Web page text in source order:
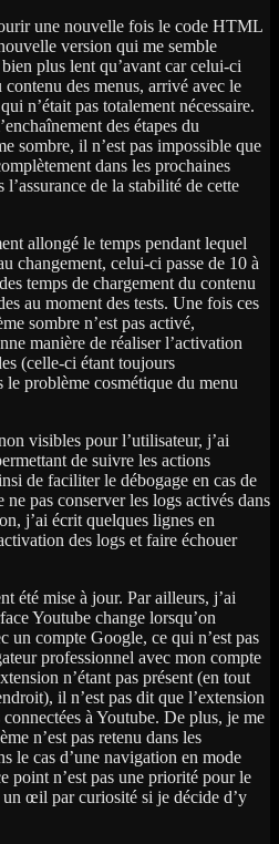
une nouvelle fois le code HTML
version qui me semble
plus lent qu’avant car celui-ci
des menus, arrivé avec le
n’était pas totalement nécessaire.
des étapes du
sombre, il n’est pas impossible que
dans les prochaines
de la stabilité de cette
allongé le temps pendant lequel
changement, celui-ci passe de 10 à
temps de chargement du contenu
au moment des tests. Une fois ces
sombre n’est pas activé,
manière de réaliser l’activation
(celle-ci étant toujours
problème cosmétique du menu
visibles pour l’utilisateur, j’ai
de suivre les actions
de faciliter le débogage en cas de
ne pas conserver les logs activés dans
j’ai écrit quelques lignes en
des logs et faire échouer
été mise à jour. Par ailleurs, j’ai
Youtube change lorsqu’on
un compte Google, ce qui n’est pas
professionnel avec mon compte
n’étant pas présent (en tout
il n’est pas dit que l’extension
à Youtube. De plus, je me
n’est pas retenu dans les
le cas d’une navigation en mode
point n’est pas une priorité pour le
œil par curiosité si je décide d’y